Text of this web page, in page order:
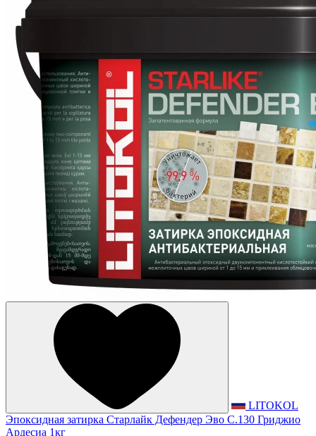
LITOKOL
Эпоксидная затирка Старлайк Дефендер Эво С.130 Гриджио
Ардесиа 1кг